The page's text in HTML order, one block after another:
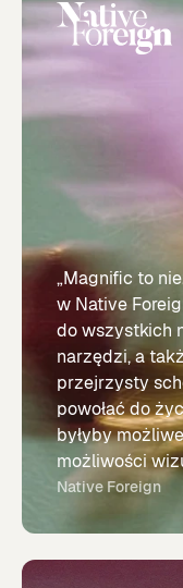
„Magnific to
w Native
do wszystkich
narzędzi, a
przejrzysty
powołać do
byłyby
możliwości
Native Foreign